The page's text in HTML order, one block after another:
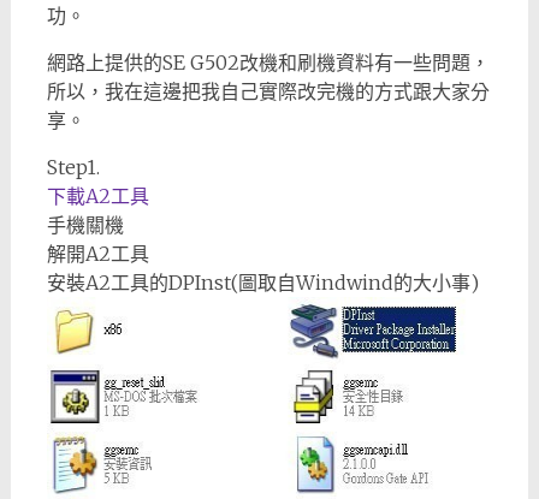
功。
網路上提供的SE G502改機和刷機資料有一些問題，
所以，我在這邊把我自己實際改完機的方式跟大家分
享。
Step1.
下載A2工具
手機關機
解開A2工具
安裝A2工具的DPInst(圖取自Windwind的大小事)